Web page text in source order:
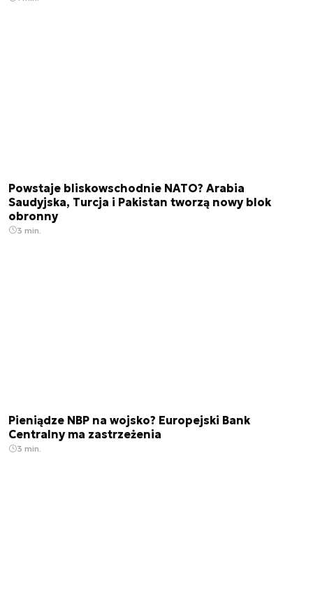
Powstaje bliskowschodnie NATO? Arabia
Saudyjska, Turcja i Pakistan tworzą nowy blok
obronny
3 min.
Pieniądze NBP na wojsko? Europejski Bank
Centralny ma zastrzeżenia
3 min.